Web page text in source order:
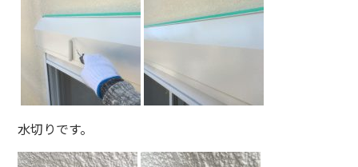
水切りです。